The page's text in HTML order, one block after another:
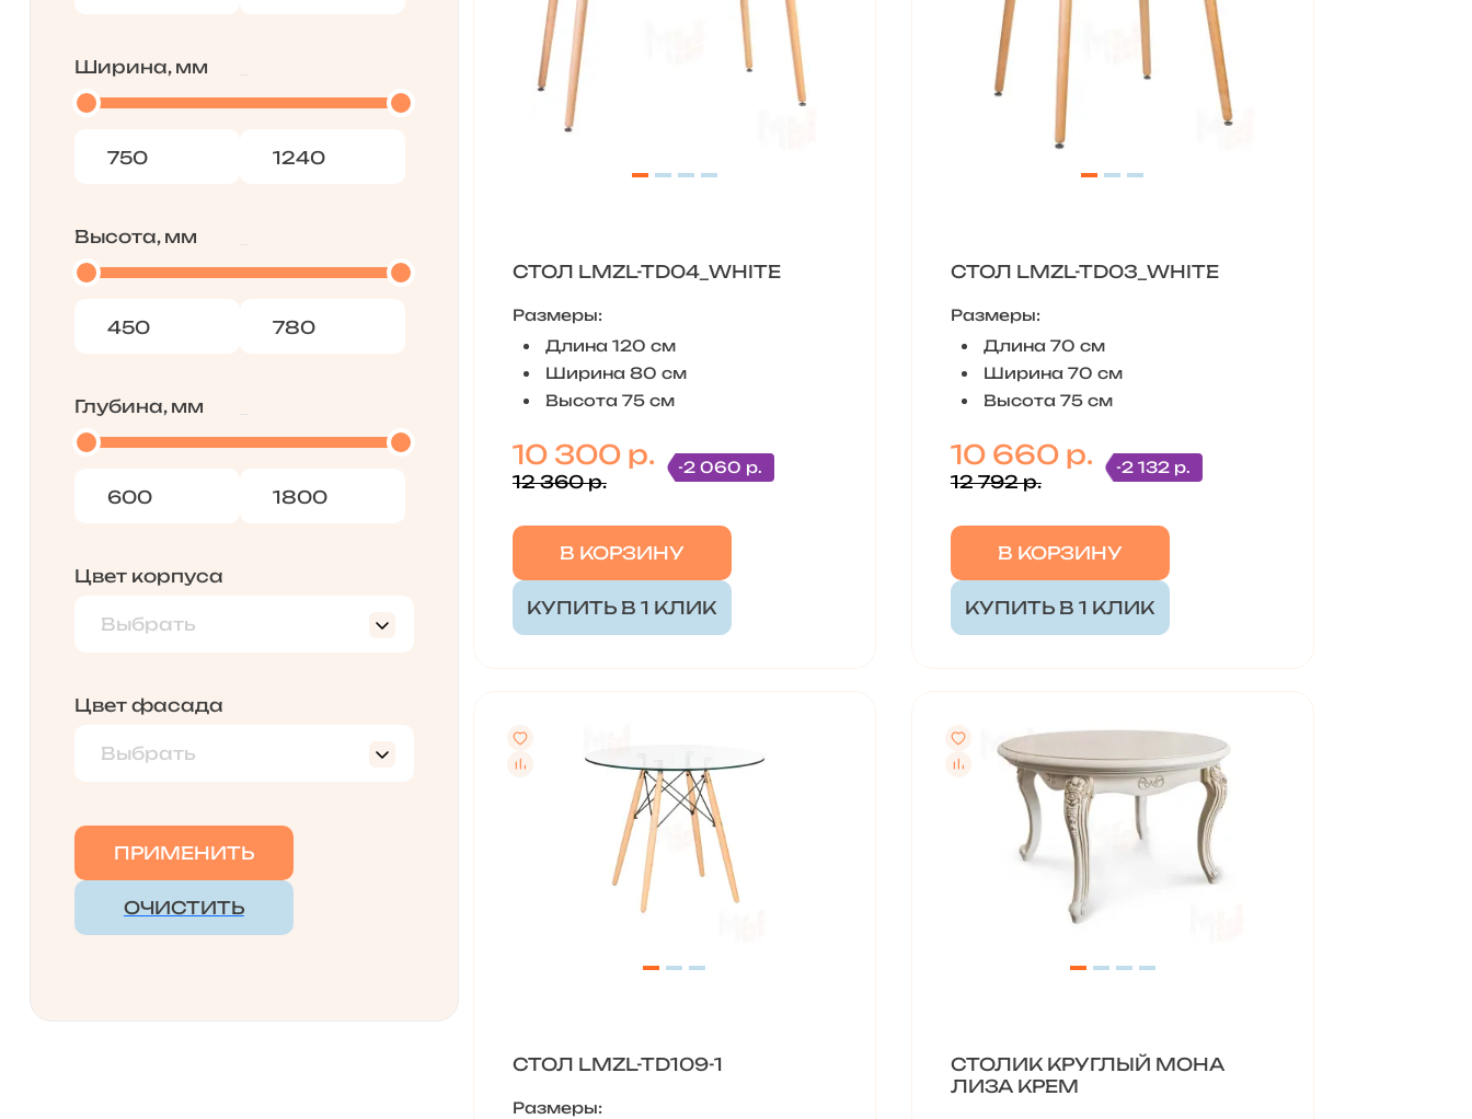
Ширина, мм
Высота, мм
Глубина, мм
Цвет корпуса
Выбрать
Цвет фасада
Выбрать
ПРИМЕНИТЬ
ОЧИСТИТЬ
СТОЛ LMZL-TD04_WHITE
Размеры:
Длина 120 см
Ширина 80 см
Высота 75 см
10 300 р.
12 360 р.
-2 060 р.
В КОРЗИНУ
КУПИТЬ В 1 КЛИК
СТОЛ LMZL-TD03_WHITE
Размеры:
Длина 70 см
Ширина 70 см
Высота 75 см
10 660 р.
12 792 р.
-2 132 р.
В КОРЗИНУ
КУПИТЬ В 1 КЛИК
СТОЛ LMZL-TD109-1
Размеры:
СТОЛИК КРУГЛЫЙ МОНА
ЛИЗА КРЕМ